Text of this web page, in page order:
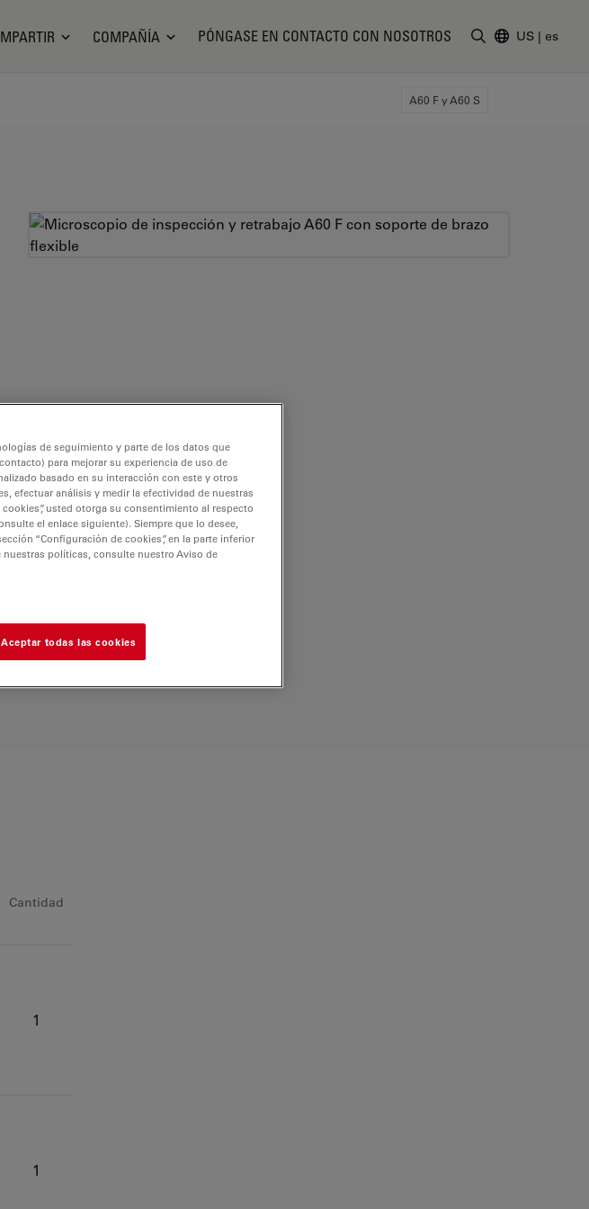
COMPAÑÍA PÓNGASE EN CONTACTO CON NOSOTROS US | es
A60 F y A60 S
Cantidad
1
1
de seguimiento y parte de los datos que
para mejorar su experiencia de uso de
basado en su interacción con este y otros
efectuar análisis y medir la efectividad de nuestras
usted otorga su consentimiento al respecto
el enlace siguiente). Siempre que lo desee,
“Configuración de cookies”, en la parte inferior
políticas, consulte nuestro Aviso de
Aceptar todas las cookies